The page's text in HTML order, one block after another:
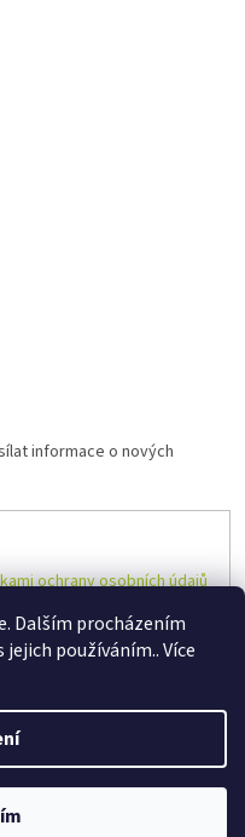
Dalším procházením
používáním.. Více
informace o nových
ochrany osobních údajů
práva vyhrazena.